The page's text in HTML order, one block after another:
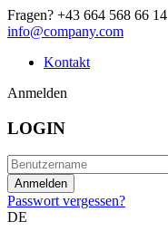
Fragen? +43 664 568 66 14
info@company.com
Kontakt
Anmelden
LOGIN
Passwort vergessen?
DE